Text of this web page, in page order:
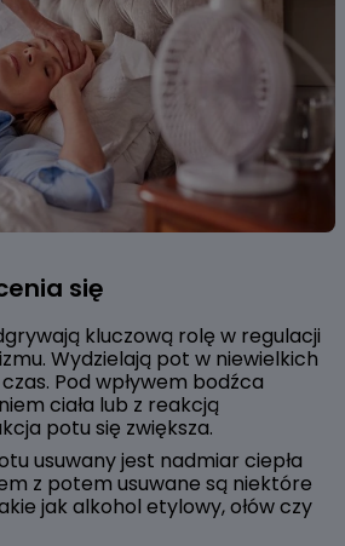
się
kluczową rolę w regulacji
Wydzielają pot w niewielkich
Pod wpływem bodźca
ciała lub z reakcją
potu się zwiększa.
usuwany jest nadmiar ciepła
z potem usuwane są niektóre
jak alkohol etylowy, ołów czy